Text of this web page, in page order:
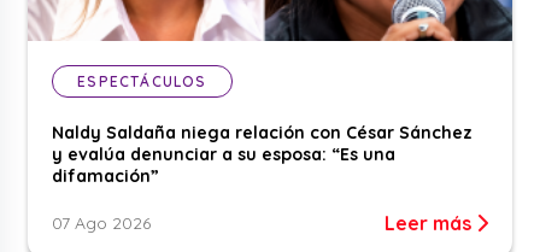
ESPECTÁCULOS
Naldy Saldaña niega relación con César Sánchez
y evalúa denunciar a su esposa: “Es una
difamación”
07 Ago 2026 Leer más